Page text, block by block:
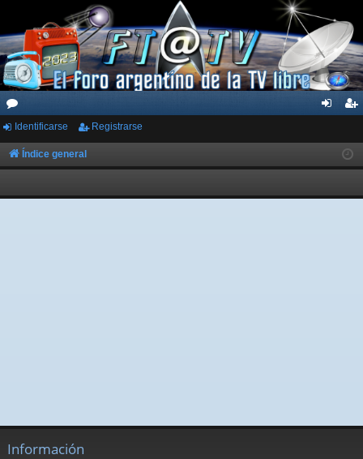
or
os
ar
ist
rs
Identificarse Registrarse
Índice general
Información